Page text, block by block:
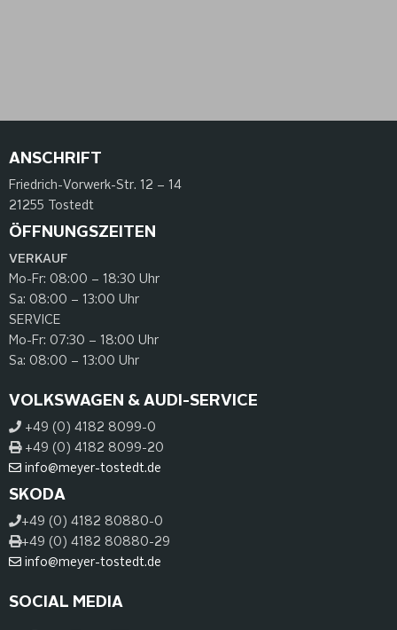
ANSCHRIFT
Friedrich-Vorwerk-Str. 12 – 14
21255 Tostedt
ÖFFNUNGSZEITEN
VERKAUF
Mo-Fr: 08:00 – 18:30 Uhr
Sa: 08:00 – 13:00 Uhr
SERVICE
Mo-Fr: 07:30 – 18:00 Uhr
Sa: 08:00 – 13:00 Uhr
VOLKSWAGEN & AUDI-SERVICE
+49 (0) 4182 8099-0
+49 (0) 4182 8099-20
info@meyer-tostedt.de
SKODA
+49 (0) 4182 80880-0
+49 (0) 4182 80880-29
info@meyer-tostedt.de
SOCIAL MEDIA